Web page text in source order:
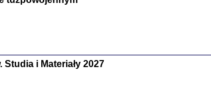
i Materiały 2027